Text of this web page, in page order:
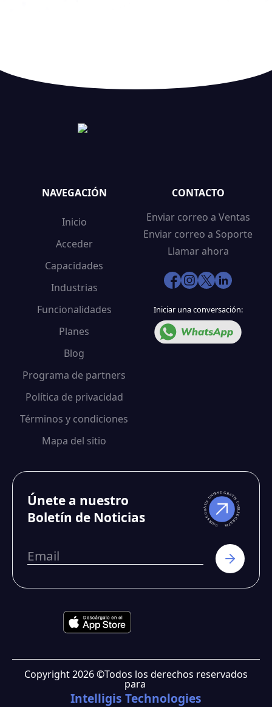
NAVEGACIÓN
Inicio
Acceder
Capacidades
Industrias
Funcionalidades
Planes
Blog
Programa de partners
Política de privacidad
Términos y condiciones
Mapa del sitio
CONTACTO
Enviar correo a Ventas
Enviar correo a Soporte
Llamar ahora
Iniciar una conversación:
Únete a nuestro
Boletín de Noticias
Copyright2026©Todos los derechos reservados
para
Intelligis Technologies